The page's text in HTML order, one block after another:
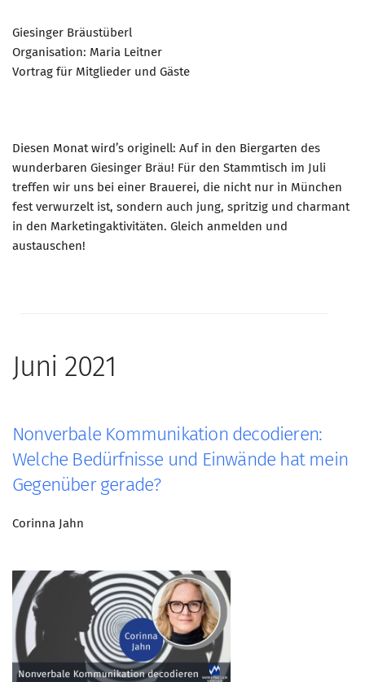
Giesinger Bräustüberl
Organisation: Maria Leitner
Vortrag für Mitglieder und Gäste
Diesen Monat wird’s originell: Auf in den Biergarten des
wunderbaren Giesinger Bräu! Für den Stammtisch im Juli
treffen wir uns bei einer Brauerei, die nicht nur in München
fest verwurzelt ist, sondern auch jung, spritzig und charmant
in den Marketingaktivitäten. Gleich anmelden und
austauschen!
Juni 2021
Nonverbale Kommunikation decodieren:
Welche Bedürfnisse und Einwände hat mein
Gegenüber gerade?
Corinna Jahn